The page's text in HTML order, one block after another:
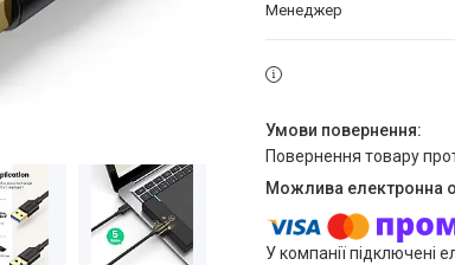
Менеджер
повернення товару
У компанії підключені